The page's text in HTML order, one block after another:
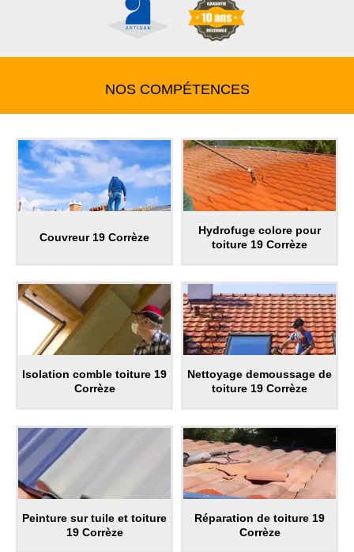
NOS COMPÉTENCES
Couvreur 19 Corrèze
Hydrofuge colore pour
toiture 19 Corrèze
Isolation comble toiture 19
Corrèze
Nettoyage demoussage de
toiture 19 Corrèze
Peinture sur tuile et toiture
19 Corrèze
Réparation de toiture 19
Corrèze